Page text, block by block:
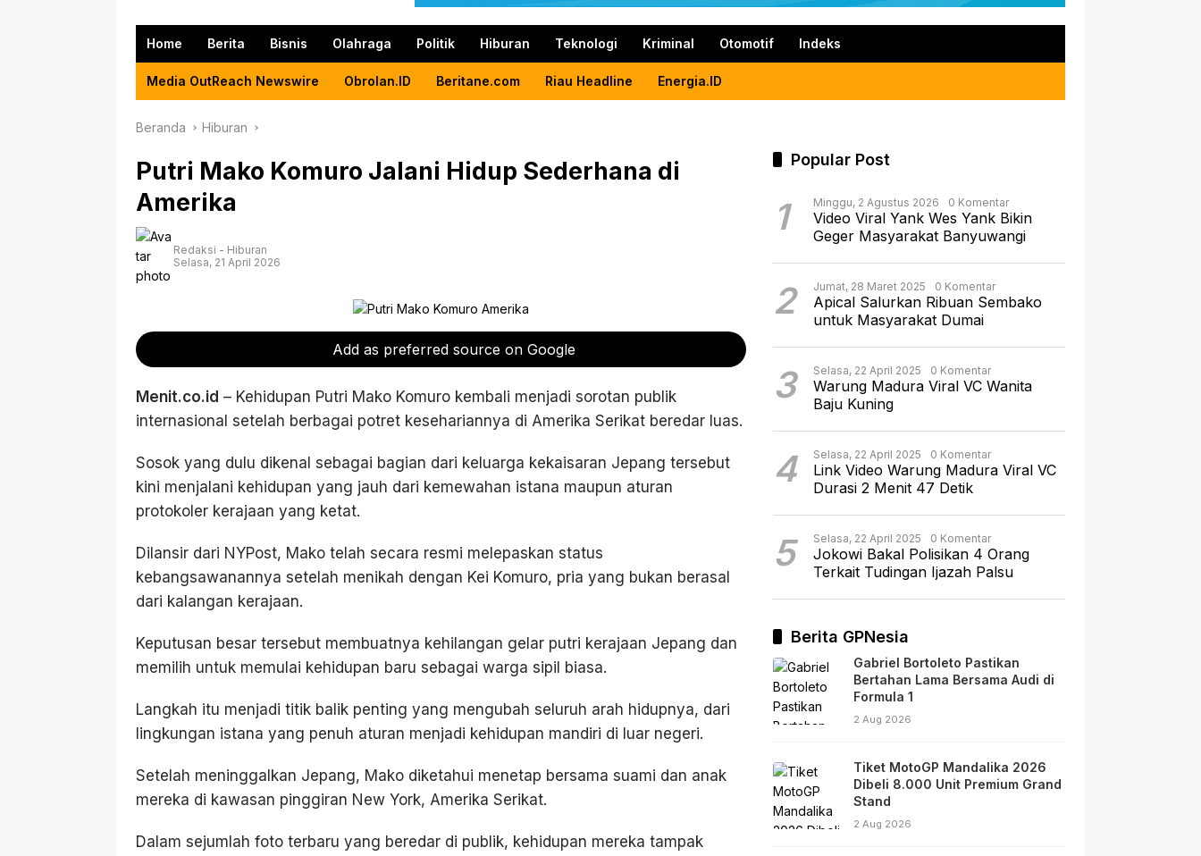
Home Berita Bisnis Olahraga Politik Hiburan Teknologi Kriminal Otomotif Indeks
Media OutReach Newswire Obrolan.ID Beritane.com Riau Headline Energia.ID
Beranda Hiburan
Putri Mako Komuro Jalani Hidup Sederhana di
Amerika
Redaksi - Hiburan
Selasa, 21 April 2026
Add as preferred source on Google
Menit.co.id – Kehidupan Putri Mako Komuro kembali menjadi sorotan publik
internasional setelah berbagai potret kesehariannya di Amerika Serikat beredar luas.
Sosok yang dulu dikenal sebagai bagian dari keluarga kekaisaran Jepang tersebut
kini menjalani kehidupan yang jauh dari kemewahan istana maupun aturan
protokoler kerajaan yang ketat.
Dilansir dari NYPost, Mako telah secara resmi melepaskan status
kebangsawanannya setelah menikah dengan Kei Komuro, pria yang bukan berasal
dari kalangan kerajaan.
Keputusan besar tersebut membuatnya kehilangan gelar putri kerajaan Jepang dan
memilih untuk memulai kehidupan baru sebagai warga sipil biasa.
Langkah itu menjadi titik balik penting yang mengubah seluruh arah hidupnya, dari
lingkungan istana yang penuh aturan menjadi kehidupan mandiri di luar negeri.
Setelah meninggalkan Jepang, Mako diketahui menetap bersama suami dan anak
mereka di kawasan pinggiran New York, Amerika Serikat.
Dalam sejumlah foto terbaru yang beredar di publik, kehidupan mereka tampak
Popular Post
1 Minggu, 2 Agustus 2026 0 Komentar
Video Viral Yank Wes Yank Bikin
Geger Masyarakat Banyuwangi
2 Jumat, 28 Maret 2025 0 Komentar
Apical Salurkan Ribuan Sembako
untuk Masyarakat Dumai
3 Selasa, 22 April 2025 0 Komentar
Warung Madura Viral VC Wanita
Baju Kuning
4 Selasa, 22 April 2025 0 Komentar
Link Video Warung Madura Viral VC
Durasi 2 Menit 47 Detik
5 Selasa, 22 April 2025 0 Komentar
Jokowi Bakal Polisikan 4 Orang
Terkait Tudingan Ijazah Palsu
Berita GPNesia
Gabriel Bortoleto Pastikan
Bertahan Lama Bersama Audi di
Formula 1
2 Aug 2026
Tiket MotoGP Mandalika 2026
Dibeli 8.000 Unit Premium Grand
Stand
2 Aug 2026